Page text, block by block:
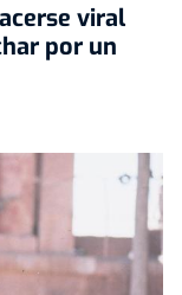
viral
por un